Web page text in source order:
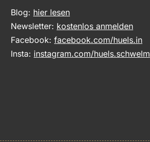
Blog: hier lesen
Newsletter: kostenlos anmelden
Facebook:facebook.com/huels.in
Insta: instagram.com/huels.schwelm